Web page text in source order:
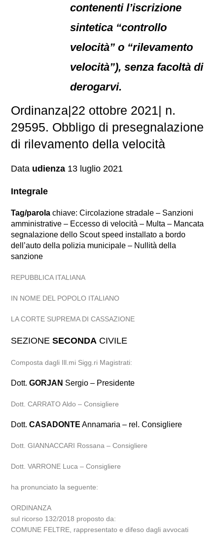
contenenti l’iscrizione
sintetica “controllo
velocità” o “rilevamento
velocità”), senza facoltà di
derogarvi.
Ordinanza|22 ottobre 2021| n.
29595. Obbligo di presegnalazione
di rilevamento della velocità
Data udienza 13 luglio 2021
Integrale
Tag/parola chiave: Circolazione stradale – Sanzioni
amministrative – Eccesso di velocità – Multa – Mancata
segnalazione dello Scout speed installato a bordo
dell’auto della polizia municipale – Nullità della
sanzione
REPUBBLICA ITALIANA
IN NOME DEL POPOLO ITALIANO
LA CORTE SUPREMA DI CASSAZIONE
SEZIONESECONDA CIVILE
Composta dagli Ill.mi Sigg.ri Magistrati:
Dott.GORJAN Sergio – Presidente
Dott. CARRATO Aldo – Consigliere
Dott.CASADONTE Annamaria – rel. Consigliere
Dott. GIANNACCARI Rossana – Consigliere
Dott. VARRONE Luca – Consigliere
ha pronunciato la seguente:
ORDINANZA
sul ricorso 132/2018 proposto da:
COMUNE FELTRE, rappresentato e difeso dagli avvocati